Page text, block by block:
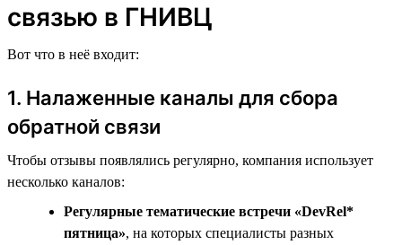
связью в ГНИВЦ
Вот что в неё входит:
1. Налаженные каналы для сбора
обратной связи
Чтобы отзывы появлялись регулярно, компания использует
несколько каналов:
Регулярные тематические встречи «DevRel*
пятница», на которых специалисты разных